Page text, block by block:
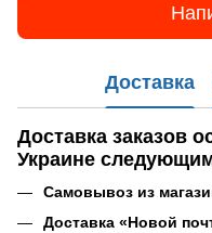
Доставка
Доставка заказов
Украине
Самовывоз из
Доставка «Новой